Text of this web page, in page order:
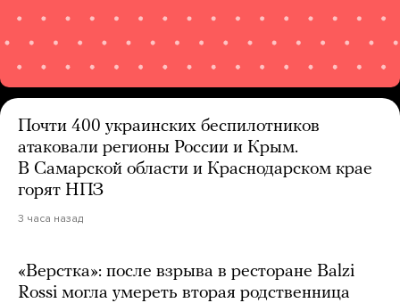
Почти 400 украинских беспилотников
атаковали регионы России и Крым.
В Самарской области и Краснодарском крае
горят НПЗ
3 часа назад
«Верстка»: после взрыва в ресторане Balzi
Rossi могла умереть вторая родственница